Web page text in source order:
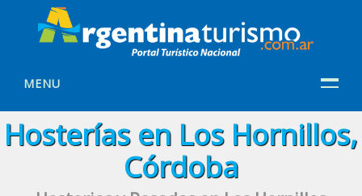
MENU
Hosterías en Los Hornillos,
Córdoba